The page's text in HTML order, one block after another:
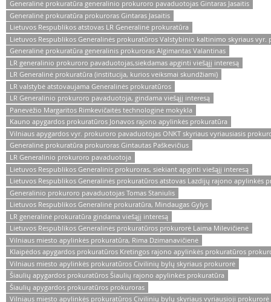
Generalinė prokuratūra generalinio prokuroro pavaduotojas Gintaras Jasaitis
Generalinė prokuratūra prokuroras Gintaras Jasaitis
Lietuvos Respublikos atstovas LR Generalinė prokuratūra
Lietuvos Respublikos Generalinės prokuratūros Valstybinio kaltinimo skyriaus
Generalinė prokuratūra generalinis prokuroras Algimantas Valantinas
LR generalinio prokuroro pavaduotojas,siekdamas apginti viešąjį interesą
LR Generalinė prokuratūra (institucija, kurios veiksmai skundžiami)
LR valstybė atstovaujama Generalinės prokuratūros
LR Generalinio prokuroro pavaduotoja, gindama viešąjį interesą
Panevėžio Margaritos Rimkevičaitės technologinė mokykla
Kauno apygardos prokuratūros Jonavos rajono apylinkės prokuratūra
Vilniaus apygardos vyr. prokuroro pavaduotojas ONKT skyriaus vyriausiasis
Generalinė prokuratūra prokuroras Gintautas Paškevičius
LR Generalinio prokuroro pavaduotoja
Lietuvos Respublikos Generalinis prokuroras, siekiant apginti viešąjį interesą
Lietuvos Respublikos Generalinės prokuratūros atstovas Lazdijų rajono apylinkės
Generalinio prokuroro pavaduotojas Tomas Staniulis
Lietuvos Respublikos Generalinė prokuratūra, Mindaugas Gylys
LR generalinė prokuratūra gindama viešąjį interesą
Lietuvos Respublikos Generalinės prokuratūros prokurorė Laima Milevičienė
Vilniaus miesto apylinkės prokuratūra, Rima Dzimanavičienė
Klaipėdos apygardos prokuratūros Kretingos rajono apylinkės prokuratūros
Vilniaus miesto apylinkės prokuratūros Civilinių bylų skyriaus prokurorė
Šiaulių apygardos prokuratūros Šiaulių rajono apylinkės prokuratūra
Šiaulių apygardos prokuratūros prokuroras
Vilniaus miesto apylinkės prokuratūros Civilinių bylų skyriaus vyriausioji prokurorė